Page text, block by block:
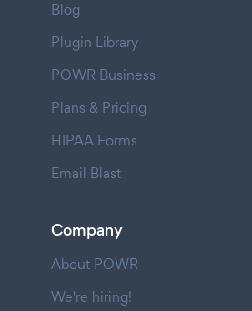
Blog
Plugin Library
POWR Business
Plans & Pricing
HIPAA Forms
Email Blast
Company
About POWR
We're hiring!